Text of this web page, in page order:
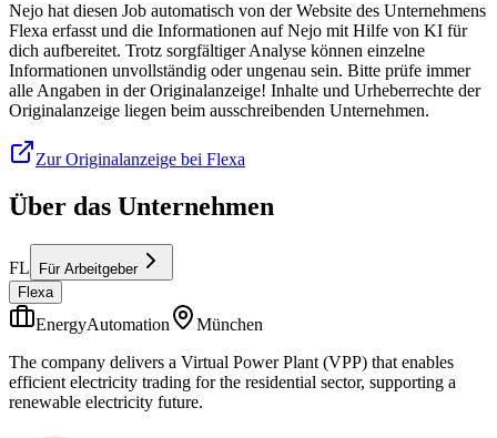
Nejo hat diesen Job automatisch von der Website des Unternehmens
Flexa erfasst und die Informationen auf Nejo mit Hilfe von KI für
dich aufbereitet. Trotz sorgfältiger Analyse können einzelne
Informationen unvollständig oder ungenau sein. Bitte prüfe immer
alle Angaben in der Originalanzeige! Inhalte und Urheberrechte der
Originalanzeige liegen beim ausschreibenden Unternehmen.
Zur Originalanzeige bei Flexa
Über das Unternehmen
FL
Für Arbeitgeber
Flexa
EnergyAutomation
München
The company delivers a Virtual Power Plant (VPP) that enables
efficient electricity trading for the residential sector, supporting a
renewable electricity future.